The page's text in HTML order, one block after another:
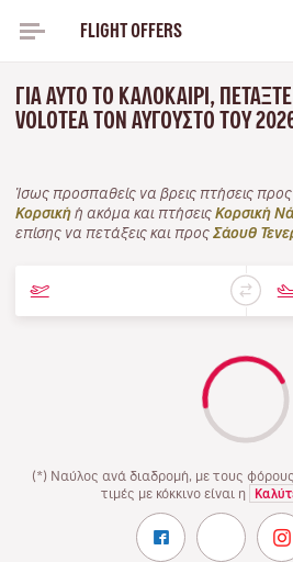
FLIGHT OFFERS
ΓΙΑ ΑΥΤΌ ΤΟ ΚΑΛΟΚΑΊΡΙ,
VOLOTEA ΤΟΝ ΑΎΓΟΥΣΤΟ ΤΟΥ
Ίσως προσπαθείς να βρεις πτήσεις προς
Κορσική ή ακόμα και πτήσεις Κορσική
επίσης να πετάξεις και προς Σάουθ
(*) Ναύλος ανά διαδρομή, με τους
τιμές με κόκκινο είναι η